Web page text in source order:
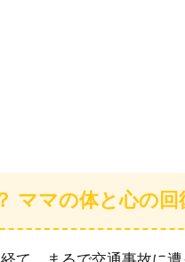
ママの体と心の回